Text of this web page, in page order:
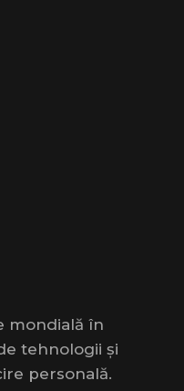
mondială în
tehnologii și
personală.